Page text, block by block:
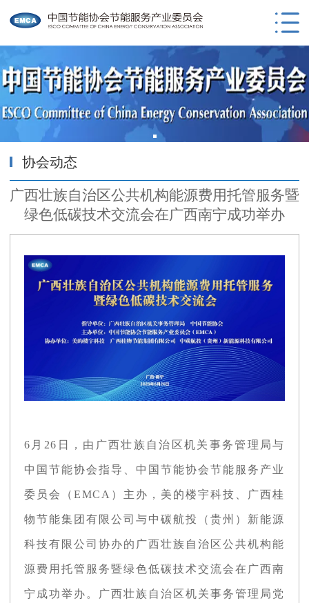
协会动态
广西壮族自治区公共机构能源费用托管服务暨
绿色低碳技术交流会在广西南宁成功举办
6月26日，由广西壮族自治区机关事务管理局与
中国节能协会指导、中国节能协会节能服务产业
委员会（EMCA）主办，美的楼宇科技、广西桂
物节能集团有限公司与中碳航投（贵州）新能源
科技有限公司协办的广西壮族自治区公共机构能
源费用托管服务暨绿色低碳技术交流会在广西南
宁成功举办。广西壮族自治区机关事务管理局党